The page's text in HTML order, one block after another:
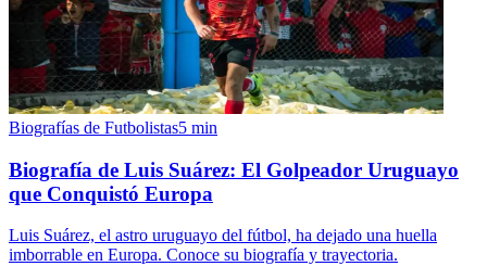
Biografías de Futbolistas5 min
Biografía de Luis Suárez: El Golpeador Uruguayo
que Conquistó Europa
Luis Suárez, el astro uruguayo del fútbol, ha dejado una huella
imborrable en Europa. Conoce su biografía y trayectoria.